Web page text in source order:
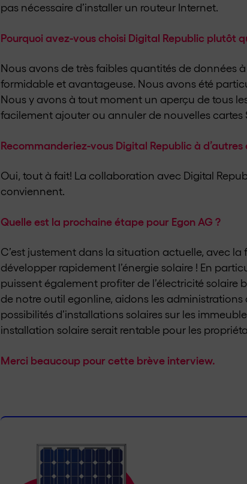
pas nécessaire d’installer un routeur Internet.
Pourquoi avez-vous choisi Digital Republic plutôt
Nous avons de très faibles quantités de données
formidable et avantageuse. Nous avons été
Nous y avons à tout moment un aperçu de tous
facilement ajouter ou annuler de nouvelles cartes
Recommanderiez-vous Digital Republic à
Oui, tout à fait! La collaboration avec Digital
conviennent.
Quelle est la prochaine étape pour Egon AG ?
C’est justement dans la situation actuelle, avec la
développer rapidement l’énergie solaire ! En
puissent également profiter de l’électricité
de notre outil egonline, aidons les
possibilités d’installations solaires sur les
installation solaire serait rentable pour les
Merci beaucoup pour cette brève interview.